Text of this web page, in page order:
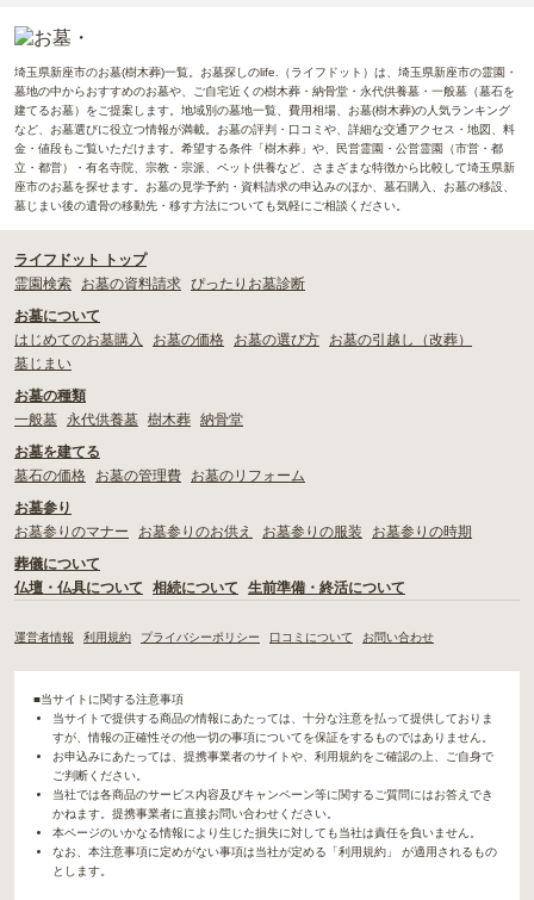
埼玉県新座市のお墓(樹木葬)一覧。お墓探しのlife.（ライフドット）は、埼玉県新座市の霊園・
墓地の中からおすすめのお墓や、ご自宅近くの樹木葬・納骨堂・永代供養墓・一般墓（墓石を
建てるお墓）をご提案します。地域別の墓地一覧、費用相場、お墓(樹木葬)の人気ランキング
など、お墓選びに役立つ情報が満載。お墓の評判・口コミや、詳細な交通アクセス・地図、料
金・値段もご覧いただけます。希望する条件「樹木葬」や、民営霊園・公営霊園（市営・都
立・都営）・有名寺院、宗教・宗派、ペット供養など、さまざまな特徴から比較して埼玉県新
座市のお墓を探せます。お墓の見学予約・資料請求の申込みのほか、墓石購入、お墓の移設、
墓じまい後の遺骨の移動先・移す方法についても気軽にご相談ください。
ライフドット トップ
霊園検索
お墓の資料請求 ぴったりお墓診断
お墓について
はじめてのお墓購入
お墓の価格 お墓の選び方
お墓の引越し（改葬）
墓じまい
お墓の種類
一般墓
永代供養墓 樹木葬 納骨堂
お墓を建てる
墓石の価格
お墓の管理費
お墓のリフォーム
お墓参り
お墓参りのマナー
お墓参りのお供え お墓参りの服装
お墓参りの時期
葬儀について
仏壇・仏具について
相続について 生前準備・終活について
運営者情報 利用規約 プライバシーポリシー 口コミについて お問い合わせ
■当サイトに関する注意事項
当サイトで提供する商品の情報にあたっては、十分な注意を払って提供しておりま
すが、情報の正確性その他一切の事項についてを保証をするものではありません。
お申込みにあたっては、提携事業者のサイトや、利用規約をご確認の上、ご自身で
ご判断ください。
当社では各商品のサービス内容及びキャンペーン等に関するご質問にはお答えでき
かねます。提携事業者に直接お問い合わせください。
本ページのいかなる情報により生じた損失に対しても当社は責任を負いません。
なお、本注意事項に定めがない事項は当社が定める「利用規約」 が適用されるもの
とします。